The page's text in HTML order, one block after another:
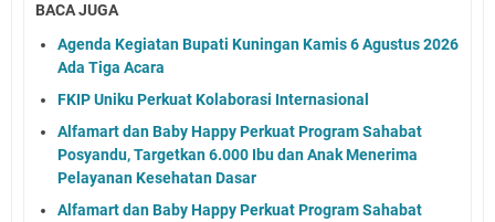
BACA JUGA
Agenda Kegiatan Bupati Kuningan Kamis 6 Agustus 2026
Ada Tiga Acara
FKIP Uniku Perkuat Kolaborasi Internasional
Alfamart dan Baby Happy Perkuat Program Sahabat
Posyandu, Targetkan 6.000 Ibu dan Anak Menerima
Pelayanan Kesehatan Dasar
Alfamart dan Baby Happy Perkuat Program Sahabat